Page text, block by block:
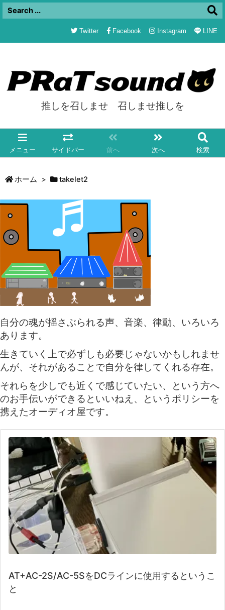
推しを召しませ 召しませ推しを
メニュー サイドバー 前へ 次へ 検索
Twitter Facebook Instagram LINE
ホーム > takelet2
自分の魂が揺さぶられる声、音楽、律動、いろいろ
あります。
生きていく上で必ずしも必要じゃないかもしれませ
んが、それがあることで自分を律してくれる存在。
それらを少しでも近くで感じていたい、という方へ
のお手伝いができるといいねえ、というポリシーを
携えたオーディオ屋です。
AT+AC-2S/AC-5SをDCラインに使用するというこ
と